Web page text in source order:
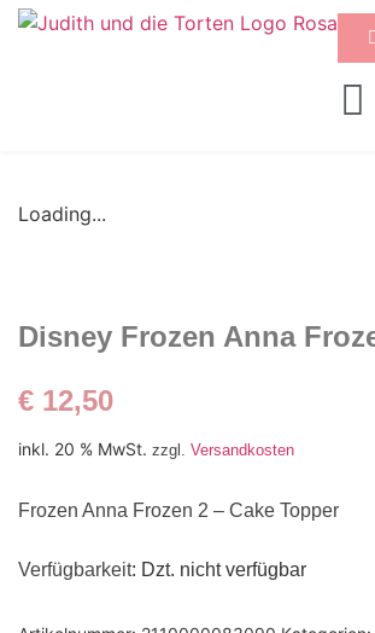
Loading...
Disney Frozen Anna
€ 12,50
inkl. 20 % MwSt. zzgl. Versandkosten
Frozen Anna Frozen 2 – Cake Topper
Verfügbarkeit: Dzt. nicht verfügbar